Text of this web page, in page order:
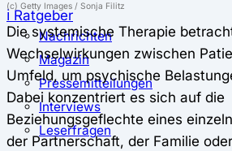
ℹ Ratgeber
Nachrichten
Magazin
Pressemitteilungen
Interviews
Leserfragen
(c) Getty Images / Sonja Filitz
Die systemische Therapie
Wechselwirkungen zwischen
Umfeld, um psychische
Dabei konzentriert es sich auf die
Beziehungsgeflechte eines
der Partnerschaft, der Familie